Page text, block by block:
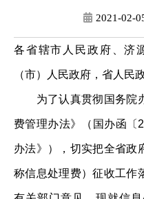
2021-02-
各省辖市人民政府、济
（市）人民政府，省人民
为了认真贯彻国务院办
费管理办法》（国办函〔
办法》），切实把全省政
称信息处理费）征收工作